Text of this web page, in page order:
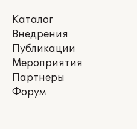
Каталог
Внедрения
Публикации
Мероприятия
Партнеры
Форум